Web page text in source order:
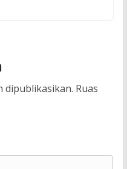
dipublikasikan. Ruas